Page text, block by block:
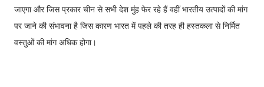
जाएगा और जिस प्रकार चीन से सभी देश मुंह फेर रहे हैं वहीं भारतीय उत्पादों की मांग
पर जाने की संभावना है जिस कारण भारत में पहले की तरह ही हस्तकला से निर्मित
वस्तुओं की मांग अधिक होगा।